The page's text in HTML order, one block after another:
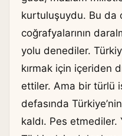
kurtuluşuydu. Bu da
coğrafyalarının
yolu denediler.
kırmak için içeriden
ettiler. Ama bir türlü
defasında
kaldı. Pes